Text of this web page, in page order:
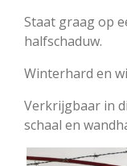
Staat graag op
halfschaduw.
Winterhard en
Verkrijgbaar in
schaal en